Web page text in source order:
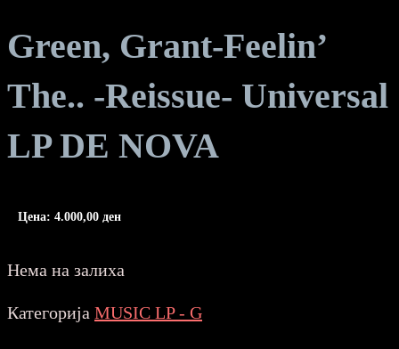
Green, Grant-Feelin’
The.. -Reissue- Universal
LP DE NOVA
Цена: 4.000,00 ден
Нема на залиха
Категорија MUSIC LP - G